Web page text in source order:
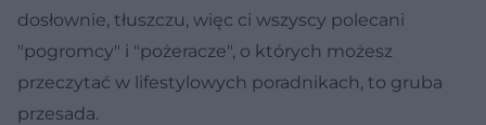
dosłownie, tłuszczu, więc ci wszyscy polecani
"pogromcy" i "pożeracze", o których możesz
przeczytać w lifestylowych poradnikach, to gruba
przesada.